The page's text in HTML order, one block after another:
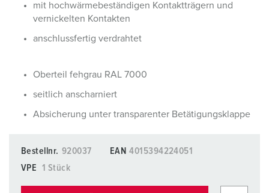
mit hochwärmebeständigen Kontaktträgern und
vernickelten Kontakten
anschlussfertig verdrahtet
Oberteil fehgrau RAL 7000
seitlich anscharniert
Absicherung unter transparenter Betätigungsklappe
Bestellnr. 920037 EAN 4015394224051
VPE
1 Stück